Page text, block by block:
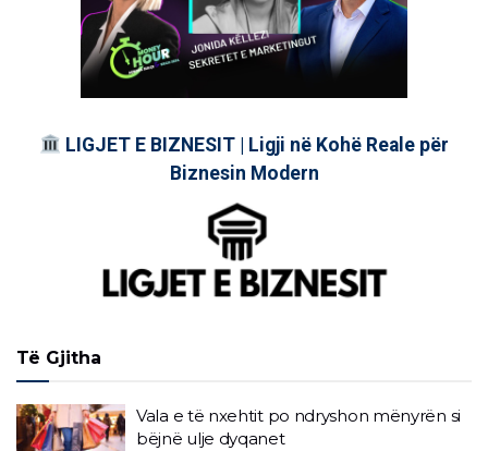
LIGJET E BIZNESIT | Ligji në Kohë Reale për
Biznesin Modern
Të Gjitha
Vala e të nxehtit po ndryshon mënyrën si
bëjnë ulje dyqanet